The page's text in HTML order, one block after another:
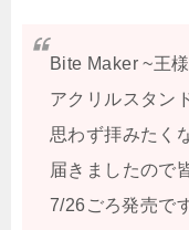
Bite Maker ~王
アクリルスタン
思わず拝みたく
届きましたので
7/26ごろ発売で